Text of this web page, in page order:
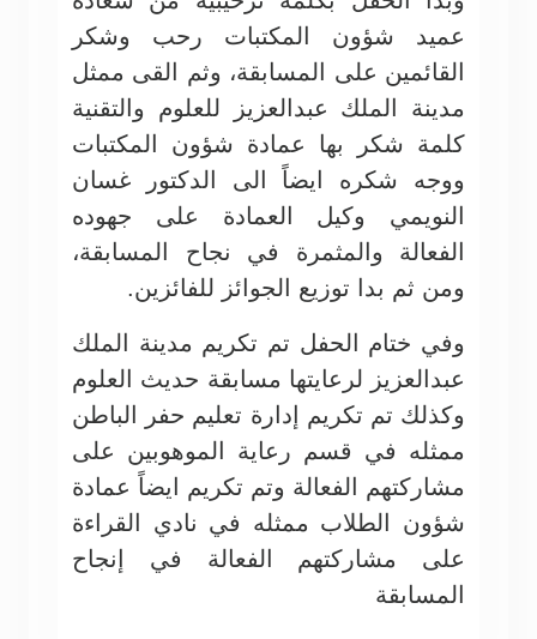
عميد شؤون المكتبات رحب وشكر
القائمين على المسابقة، وثم القى ممثل
مدينة الملك عبدالعزيز للعلوم والتقنية
كلمة شكر بها عمادة شؤون المكتبات
ووجه شكره ايضاً الى الدكتور غسان
النويمي وكيل العمادة على جهوده
الفعالة والمثمرة في نجاح المسابقة،
ومن ثم بدا توزيع الجوائز للفائزين.
وفي ختام الحفل تم تكريم مدينة الملك
عبدالعزيز لرعايتها مسابقة حديث العلوم
وكذلك تم تكريم إدارة تعليم حفر الباطن
ممثله في قسم رعاية الموهوبين على
مشاركتهم الفعالة وتم تكريم ايضاً عمادة
شؤون الطلاب ممثله في نادي القراءة
على مشاركتهم الفعالة في إنجاح
المسابقة